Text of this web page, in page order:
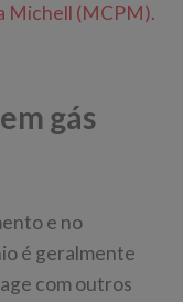
Michell (MCPM).
gás
e no
é geralmente
com outros